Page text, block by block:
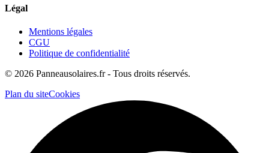
Légal
Mentions légales
CGU
Politique de confidentialité
© 2026 Panneausolaires.fr - Tous droits réservés.
Plan du siteCookies